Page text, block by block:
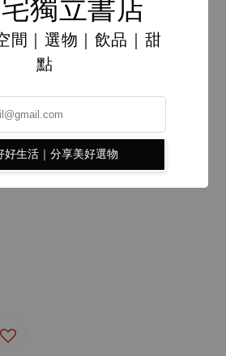
獨立書店
間｜選物｜飲品｜甜
點
好生活｜分享美好選物